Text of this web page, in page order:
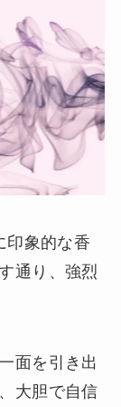
印象的な香
通り、強烈
面を引き出
大胆で自信